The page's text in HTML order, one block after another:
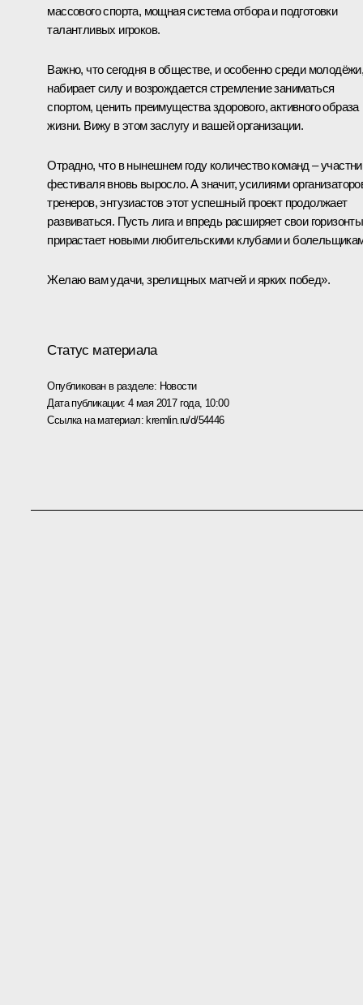
массового спорта, мощная система отбора и подготовки
талантливых игроков.
Важно, что сегодня в обществе, и особенно среди
набирает силу и возрождается стремление заниматься
спортом, ценить преимущества здорового, активного образа
жизни. Вижу в этом заслугу и вашей организации.
Отрадно, что в нынешнем году количество команд –
фестиваля вновь выросло. А значит, усилиями
тренеров, энтузиастов этот успешный проект продолжает
развиваться. Пусть лига и впредь расширяет свои
прирастает новыми любительскими клубами и
Желаю вам удачи, зрелищных матчей и ярких побед».
Статус материала
Опубликован в разделе: Новости
Дата публикации:4 мая 2017 года, 10:00
Ссылка на материал: kremlin.ru/d/54446